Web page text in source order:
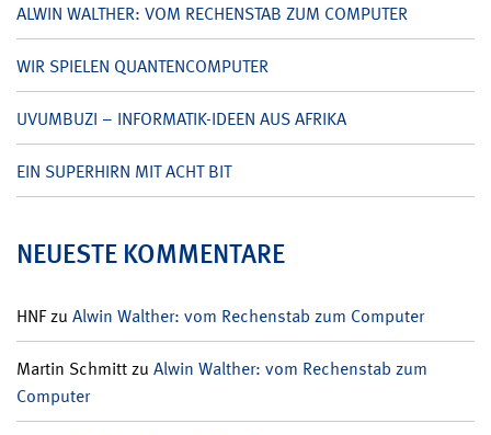
ALWIN WALTHER: VOM RECHENSTAB ZUM COMPUTER
WIR SPIELEN QUANTENCOMPUTER
UVUMBUZI – INFORMATIK-IDEEN AUS AFRIKA
EIN SUPERHIRN MIT ACHT BIT
NEUESTE KOMMENTARE
HNFzu Alwin Walther: vom Rechenstab zum Computer
Martin Schmittzu Alwin Walther: vom Rechenstab zum
Computer